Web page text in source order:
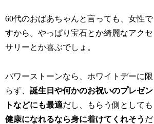
60代のおばあちゃんと言っても、女性で
すから。やっぱり宝石とか綺麗なアクセ
サリーとか喜ぶでしょ。
パワーストーンなら、ホワイトデーに限
らず、誕生日や何かのお祝いのプレゼン
トなどにも最適だし、もらう側としても
健康になれるなら身に着けてくれそう だ